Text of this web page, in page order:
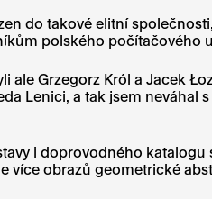
do takové elitní
polského počítačového
ale Grzegorz Król a Jacek
Lenici, a tak jsem
i doprovodného
více obrazů geometrické